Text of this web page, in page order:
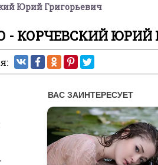
Юрий Григорьевич
- КОРЧЕВСКИЙ ЮРИЙ